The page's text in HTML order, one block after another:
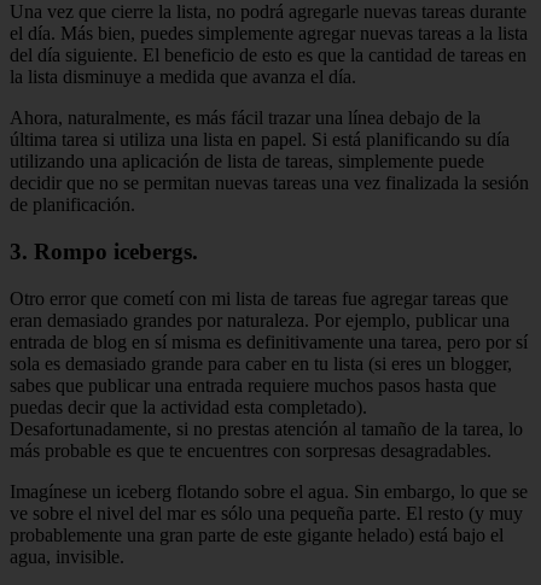
Una vez que cierre la lista, no podrá agregarle nuevas tareas durante
el día. Más bien, puedes simplemente agregar nuevas tareas a la lista
del día siguiente. El beneficio de esto es que la cantidad de tareas en
la lista disminuye a medida que avanza el día.
Ahora, naturalmente, es más fácil trazar una línea debajo de la
última tarea si utiliza una lista en papel. Si está planificando su día
utilizando una aplicación de lista de tareas, simplemente puede
decidir que no se permitan nuevas tareas una vez finalizada la sesión
de planificación.
3. Rompo icebergs.
Otro error que cometí con mi lista de tareas fue agregar tareas que
eran demasiado grandes por naturaleza. Por ejemplo, publicar una
entrada de blog en sí misma es definitivamente una tarea, pero por sí
sola es demasiado grande para caber en tu lista (si eres un blogger,
sabes que publicar una entrada requiere muchos pasos hasta que
puedas decir que la actividad esta completado).
Desafortunadamente, si no prestas atención al tamaño de la tarea, lo
más probable es que te encuentres con sorpresas desagradables.
Imagínese un iceberg flotando sobre el agua. Sin embargo, lo que se
ve sobre el nivel del mar es sólo una pequeña parte. El resto (y muy
probablemente una gran parte de este gigante helado) está bajo el
agua, invisible.